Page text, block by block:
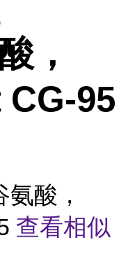
，
95
酸，
查看相似